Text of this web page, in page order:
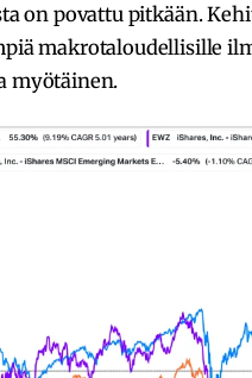
on povattu pitkään.
makrotaloudellisille
myötäinen.